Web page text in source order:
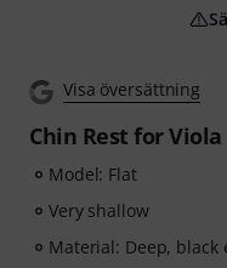
Visa översättning
Chin Rest for Viola
Model: Flat
Very shallow
Material: Deep,